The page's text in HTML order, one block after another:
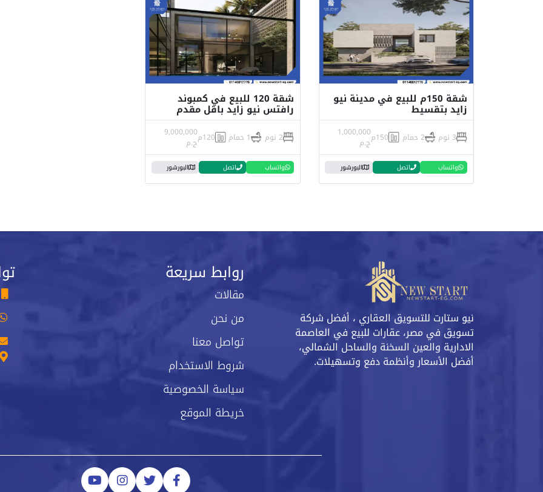
شقة 150م للبيع في مدينة نيو
زايد بتقسيط
3 نوم 2 حمام 150م 1,000,000
ج.م
واتساب اتصل البورشور
شقة 120 للبيع في كمبوند
رافتس نيو زايد باقل مقدم
2 نوم 1 حمام 120م 9,000,000
ج.م
واتساب اتصل البورشور
نيو ستارت للتسويق العقاري ، أفضل شركة
تسويق في مصر، عقارات للبيع في العاصمة
الادارية والعين السخنة والساحل الشمالي،
أفضل الأسعار وأنظمة دفع وتسهيلات.
روابط سريعة
مقالات
من نحن
تواصل معنا
شروط الاستخدام
سياسة الخصوصية
خريطة الموقع